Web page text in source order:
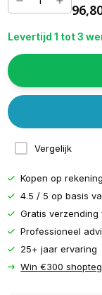
Levertijd 1 tot 3
Vergelijk
Kopen op
4.5 / 5 op basis
Gratis
Professioneel
25+ jaar ervaring
Win €300